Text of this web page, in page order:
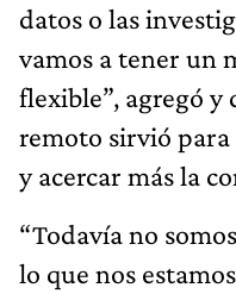
datos o las
vamos a tener un
flexible”, agregó y
remoto sirvió para
y acercar más la
“Todavía no
lo que nos